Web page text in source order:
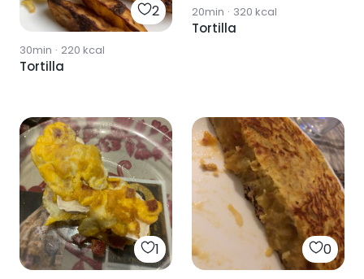
2
30min · 220 kcal
Tortilla
20min · 320 kcal
Tortilla
1 0